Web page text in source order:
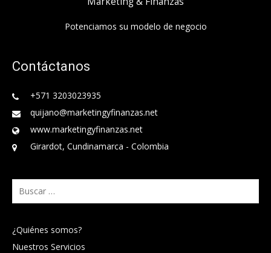
Potenciamos su modelo de negocio
Contáctanos
+571 3203023935
quijano@marketingyfinanzas.net
www.marketingyfinanzas.net
Girardot, Cundinamarca - Colombia
Buscar:
¿Quiénes somos?
Nuestros Servicios